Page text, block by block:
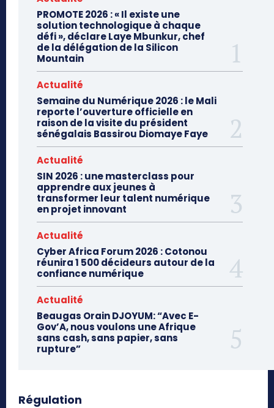
PROMOTE 2026 : « Il existe une
solution technologique à chaque
défi », déclare Laye Mbunkur, chef
de la délégation de la Silicon
Mountain
Actualité
Semaine du Numérique 2026 : le Mali
reporte l’ouverture officielle en
raison de la visite du président
sénégalais Bassirou Diomaye Faye
Actualité
SIN 2026 : une masterclass pour
apprendre aux jeunes à
transformer leur talent numérique
en projet innovant
Actualité
Cyber Africa Forum 2026 : Cotonou
réunira 1 500 décideurs autour de la
confiance numérique
Actualité
Beaugas Orain DJOYUM: “Avec E-
Gov’A, nous voulons une Afrique
sans cash, sans papier, sans
rupture”
Régulation